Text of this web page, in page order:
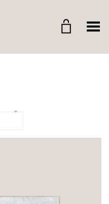
Menü umschalten